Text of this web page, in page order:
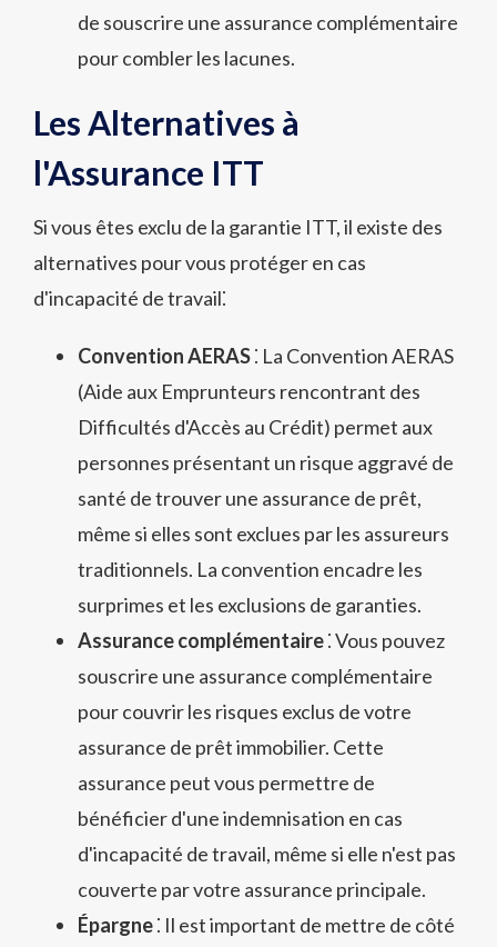
de souscrire une assurance complémentaire
pour combler les lacunes.
Les Alternatives à
l'Assurance ITT
Si vous êtes exclu de la garantie ITT, il existe des
alternatives pour vous protéger en cas
d'incapacité de travail⁚
Convention AERAS⁚ La Convention AERAS
(Aide aux Emprunteurs rencontrant des
Difficultés d'Accès au Crédit) permet aux
personnes présentant un risque aggravé de
santé de trouver une assurance de prêt,
même si elles sont exclues par les assureurs
traditionnels. La convention encadre les
surprimes et les exclusions de garanties.
Assurance complémentaire⁚ Vous pouvez
souscrire une assurance complémentaire
pour couvrir les risques exclus de votre
assurance de prêt immobilier. Cette
assurance peut vous permettre de
bénéficier d'une indemnisation en cas
d'incapacité de travail, même si elle n'est pas
couverte par votre assurance principale.
Épargne⁚ Il est important de mettre de côté